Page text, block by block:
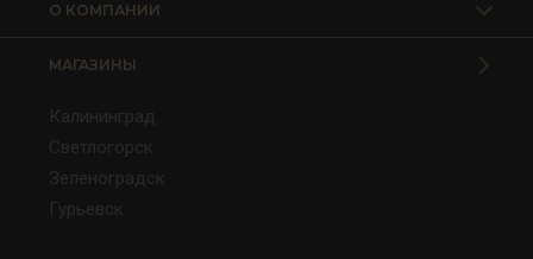
О КОМПАНИИ
МАГАЗИНЫ
Калининград
Светлогорск
Зеленоградск
Гурьевск